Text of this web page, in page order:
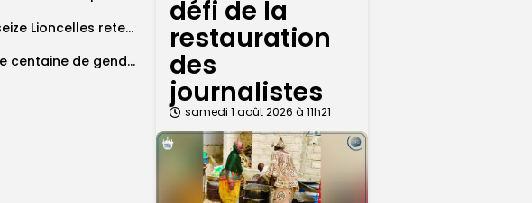
défi de la
restauration
des
journalistes
samedi 1 août 2026 à 11h21
‎Afro basket U18 féminin : seize Lioncelles retenues pour l’étape finale de...
Grand Magal de Touba : une centaine de gendarmes mobilisés sur les...